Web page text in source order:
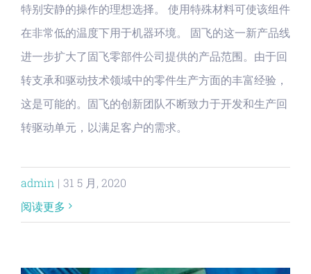
特别安静的操作的理想选择。 使用特殊材料可使该组件
在非常低的温度下用于机器环境。 固飞的这一新产品线
进一步扩大了固飞零部件公司提供的产品范围。由于回
转支承和驱动技术领域中的零件生产方面的丰富经验，
这是可能的。固飞的创新团队不断致力于开发和生产回
转驱动单元，以满足客户的需求。
admin | 31 5 月, 2020
阅读更多